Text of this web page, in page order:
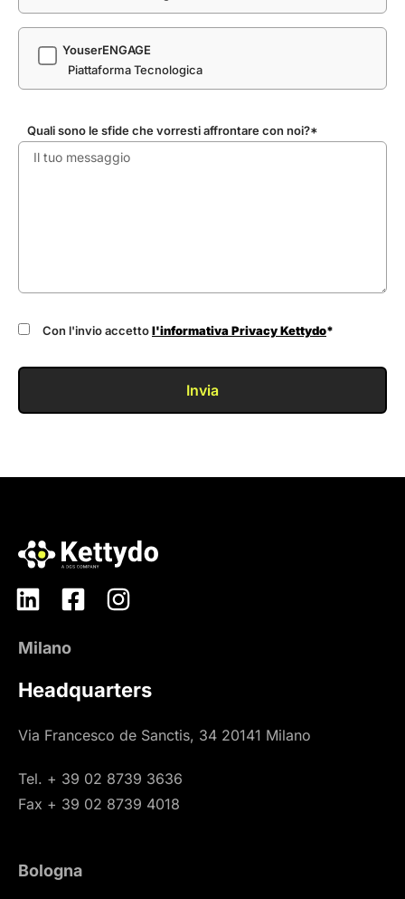
YouserENGAGE
Piattaforma Tecnologica
Quali sono le sfide che vorresti affrontare con noi?*
Con l'invio accettol'informativa Privacy Kettydo*
Invia
Milano
Headquarters
Via Francesco de Sanctis, 34 20141 Milano
Tel. + 39 02 8739 3636
Fax + 39 02 8739 4018
Bologna